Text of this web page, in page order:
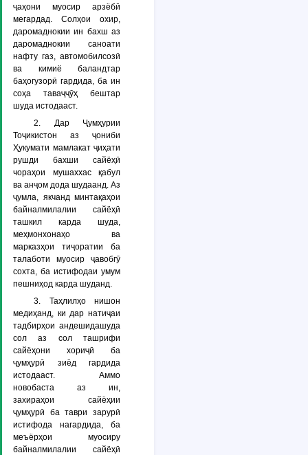
ҷаҳони муосир арзёбӣ
мегардад. Солҳои охир,
даромаднокии ин бахш аз
даромаднокии саноати
нафту газ, автомобилсозӣ
ва кимиё баландтар
баҳогузорӣ гардида, ба ин
соҳа таваҷҷӯҳ бештар
шуда истодааст.
2. Дар Ҷумҳурии
Тоҷикистон аз ҷониби
Ҳукумати мамлакат ҷиҳати
рушди бахши сайёҳӣ
чораҳои мушаххас қабул
ва анҷом дода шудаанд. Аз
ҷумла, якчанд минтақаҳои
байналмилалии сайёҳӣ
ташкил карда шуда,
меҳмонхонаҳо ва
марказҳои тиҷоратии ба
талаботи муосир ҷавобгӯ
сохта, ба истифодаи умум
пешниҳод карда шуданд.
3. Таҳлилҳо нишон
медиҳанд, ки дар натиҷаи
тадбирҳои андешидашуда
сол аз сол ташрифи
сайёҳони хориҷӣ ба
ҷумҳурӣ зиёд гардида
истодааст. Аммо
новобаста аз ин,
захираҳои сайёҳии
ҷумҳурӣ ба таври зарурӣ
истифода нагардида, ба
меъёрҳои муосиру
байналмилалии сайёҳӣ